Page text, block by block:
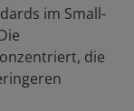
im Small-
die